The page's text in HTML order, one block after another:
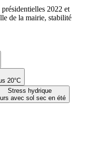
20°C
Stress hydrique
avec sol sec en été
2022 et
de la mairie, stabilité